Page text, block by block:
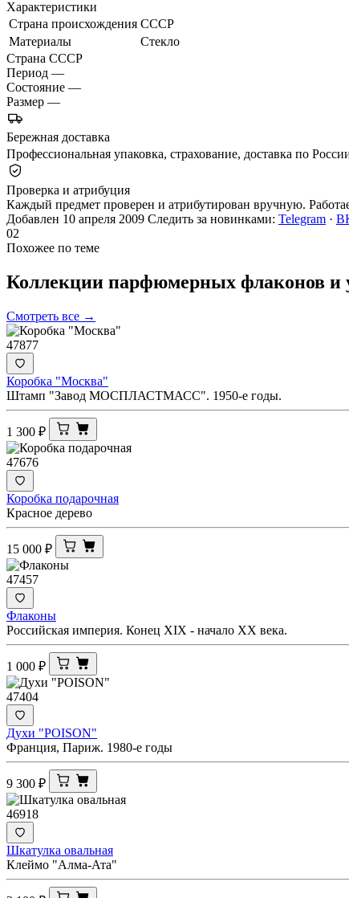
Характеристики
Страна происхождения СССР
Материалы
Стекло
Страна СССР
Период —
Состояние —
Размер —
Бережная доставка
Профессиональная упаковка, страхование, доставка по
Проверка и атрибуция
Каждый предмет проверен и атрибутирован вручную.
Добавлен 10 апреля 2009 Следить за новинками: Telegram ·
02
Похожее по теме
Коллекции парфюмерных флаконов и
Смотреть все →
47877
Коробка "Москва"
Штамп "Завод МОСПЛАСТМАСС". 1950-е годы.
1 300 ₽
47676
Коробка подарочная
Красное дерево
15 000 ₽
47457
Флаконы
Российская империя. Конец XIX - начало XX века.
1 000 ₽
47404
Духи "POISON"
Франция, Париж. 1980-е годы
9 300 ₽
46918
Шкатулка овальная
Клеймо "Алма-Ата"